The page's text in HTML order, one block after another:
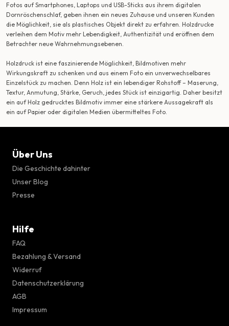
Fotos auf Smartphones, Laptops und USB-Sticks aus ihrem digitalen
Dornröschenschlaf, geben ihnen ein neues Zuhause und unseren Kunden
die Möglichkeit, sie als plastisches Objekt direkt zu erfahren. Holzdrucke
verleihen dem Motiv mehr Lebendigkeit, Authentizität und eröffnen dem
Betrachter neue Wahrnehmungsebenen.
Holzdruck ist eine faszinierende Möglichkeit, Bildmotiven mehr
Wirkungskraft zu schenken und aus einem Foto ein unverwechselbares
Einzelstück zu machen. Denn Holz ist ein lebendiger Rohstoff – Maserung,
Textur, Anmutung, Stärke, Geruch, jedes Stück ist einzigartig. Daher besitzt
ein auf Holz gedrucktes Bildmotiv immer eine stärkere Aussagekraft als
ein auf Papier oder digitalen Medien übermitteltes Foto.
Über Uns
Die Geschichte dahinter
Unser Blog
Presse
Hilfe
FAQ
Bezahlung & Versand
Widerruf
Datenschutzerklärung
AGB
Impressum